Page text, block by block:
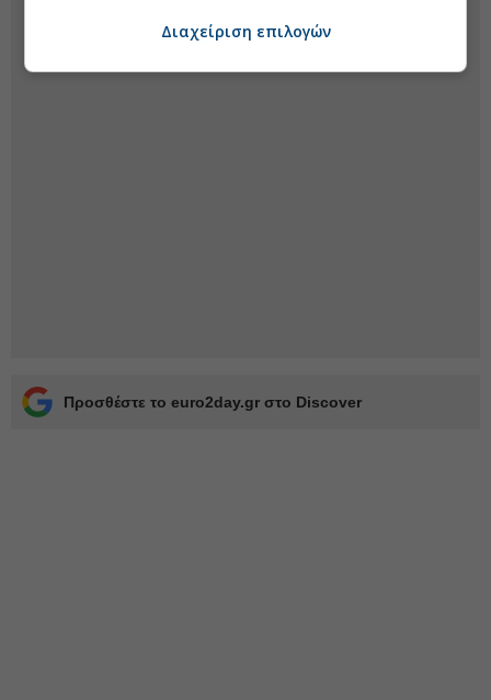
Προσθέστε το euro2day.gr στο Discover
Διαχείριση επιλογών